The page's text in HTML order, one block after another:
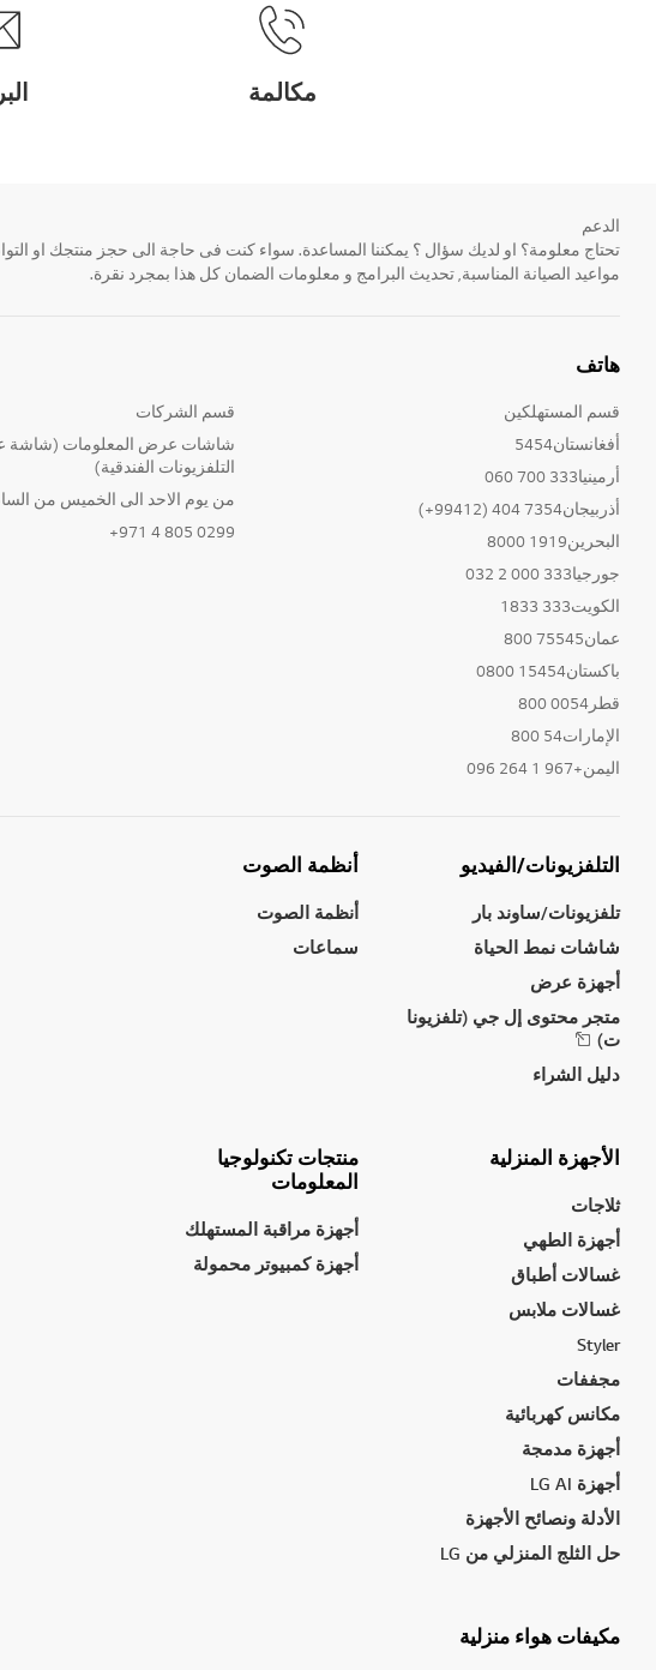
مكالمة
الدعم
مواعيد الصيانة المناسبة, تحديث البرامج و معلومات الضمان كل هذا بمجرد نقرة.
هاتف
قسم المستهلكين
أفغانستان5454
أرمينيا333 700 060
أذربيجان7354 404 (99412+)
البحرين1919 8000
جورجيا333 000 2 032
الكويت333 1833
عمان75545 800
باكستان15454 0800
قطر0054 800
الإمارات54 800
اليمن+967 1 264 096
قسم الشركات
شاشات عرض المعلومات (شاشة
التلفزيونات الفندقية)
من يوم الاحد الى الخميس من الساعه ٨ص
0299 805 4 971+
التلفزيونات/الفيديو
تلفزيونات/ساوند بار
شاشات نمط الحياة
أجهزة عرض
متجر محتوى إل جي (تلفزيونا
ت)
دليل الشراء
أنظمة الصوت
أنظمة الصوت
سماعات
الأجهزة المنزلية
ثلاجات
أجهزة الطهي
غسالات أطباق
غسالات ملابس
Styler
مجففات
مكانس كهربائية
أجهزة مدمجة
أجهزة LG AI
الأدلة ونصائح الأجهزة
حل الثلج المنزلي من LG
منتجات تكنولوجيا
المعلومات
أجهزة مراقبة المستهلك
أجهزة كمبيوتر محمولة
مكيفات هواء منزلية